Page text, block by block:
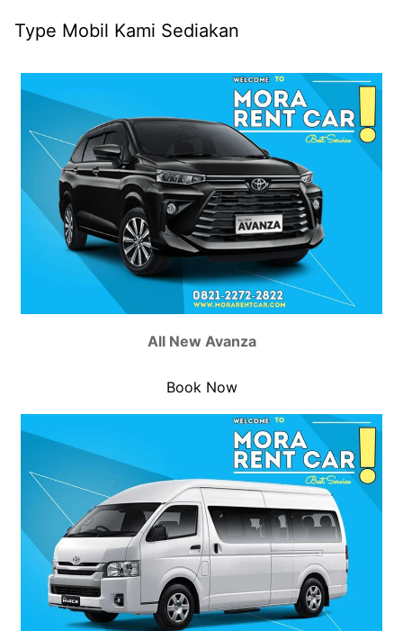
Type Mobil Kami Sediakan
All New Avanza
Book Now